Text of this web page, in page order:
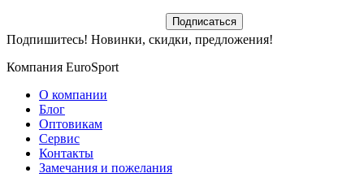
Подпишитесь! Новинки, скидки, предложения!
Компания EuroSport
О компании
Блог
Оптовикам
Сервис
Контакты
Замечания и пожелания